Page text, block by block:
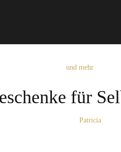
und mehr
für
Patricia